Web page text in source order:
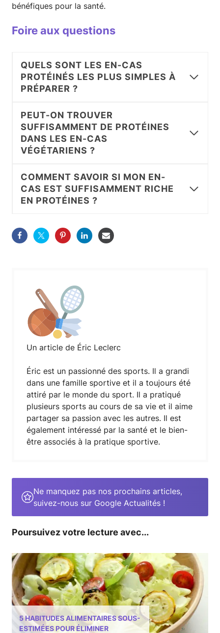
bénéfiques pour la santé.
Foire aux questions
QUELS SONT LES EN-CAS
PROTÉINÉS LES PLUS SIMPLES À
PRÉPARER ?
PEUT-ON TROUVER
SUFFISAMMENT DE PROTÉINES
DANS LES EN-CAS
VÉGÉTARIENS ?
COMMENT SAVOIR SI MON EN-
CAS EST SUFFISAMMENT RICHE
EN PROTÉINES ?
Un article de Éric Leclerc
Éric est un passionné des sports. Il a grandi
dans une famille sportive et il a toujours été
attiré par le monde du sport. Il a pratiqué
plusieurs sports au cours de sa vie et il aime
partager sa passion avec les autres. Il est
également intéressé par la santé et le bien-
être associés à la pratique sportive.
Ne manquez pas nos prochains articles,
suivez-nous sur Google Actualités !
5 HABITUDES ALIMENTAIRES SOUS-
ESTIMÉES POUR ÉLIMINER
Poursuivez votre lecture avec...